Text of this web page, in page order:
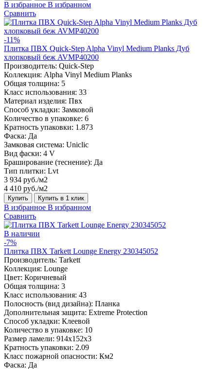
В избранное В избранном
Сравнить
-11%
Плитка ПВХ Quick-Step Alpha Vinyl Medium Planks Дуб
хлопковый беж AVMP40200
Производитель: Quick-Step
Коллекция: Alpha Vinyl Medium Planks
Общая толщина: 5
Класс использования: 33
Материал изделия: Пвх
Способ укладки: Замковой
Количество в упаковке: 6
Кратность упаковки: 1.873
Фаска: Да
Замковая система: Uniclic
Вид фаски: 4 V
Браширование (теснение): Да
Тип плитки: Lvt
3 934 руб./м2
4 410 руб./м2
Купить Купить в 1 клик
В избранное В избранном
Сравнить
В наличии
-7%
Плитка ПВХ Tarkett Lounge Energy 230345052
Производитель: Tarkett
Коллекция: Lounge
Цвет: Коричневый
Общая толщина: 3
Класс использования: 43
Полосность (вид дизайна): Планка
Дополнительная защита: Extreme Protection
Способ укладки: Клеевой
Количество в упаковке: 10
Размер ламели: 914x152x3
Кратность упаковки: 2.09
Класс пожарной опасности: Км2
Фаска: Да